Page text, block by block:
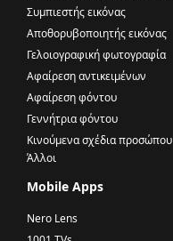
Συμπιεστής εικόνας
Αποθορυβοποιητής εικόνας
Γελοιογραφική φωτογραφία
Αφαίρεση αντικειμένων
Αφαίρεση φόντου
Γεννήτρια φόντου
Κινούμενα σχέδια προσώπου
Άλλοι
Mobile Apps
Nero Lens